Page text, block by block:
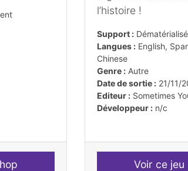
l’histoire !
Support :
Langues : English,
Chinese
Genre : Autre
Date de sortie : 21/11/
Editeur : Sometimes
Développeur : n/c
Voir ce jeu